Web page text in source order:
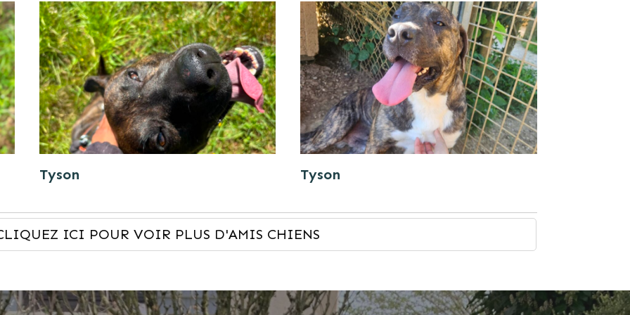
Tyson Tyson
ICI POUR VOIR PLUS D'AMIS CHIENS